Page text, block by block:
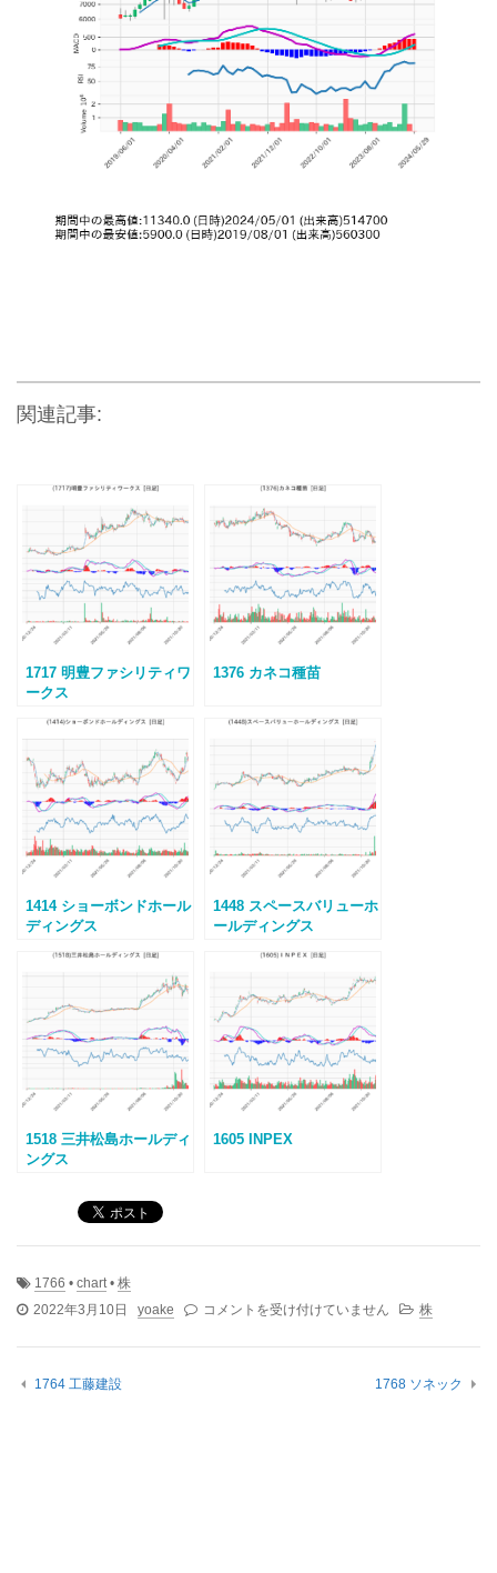
関連記事:
1717 明豊ファシリティワ
ークス
1376 カネコ種苗
1414 ショーボンドホール
ディングス
1448 スペースバリューホ
ールディングス
1518 三井松島ホールディ
ングス
1605 INPEX
1766 • chart • 株
2022年3月10日
yoake
1766
建
コメントを受け付けていません 株
1764 工藤建設 1768 ソネック